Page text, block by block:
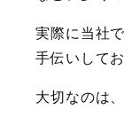
実際に当社
手伝いして
大切なのは、